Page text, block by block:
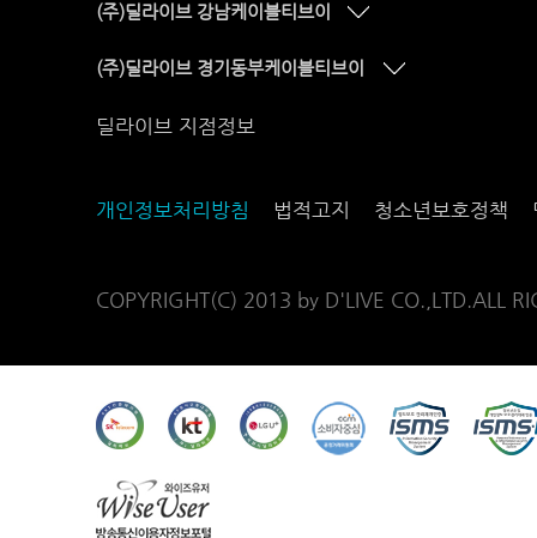
(주)딜라이브 강남케이블티브이
(주)딜라이브 경기동부케이블티브이
딜라이브 지점정보
개인정보처리방침 법적고지 청소년보호정책
COPYRIGHT(C) 2013 by D'LIVE CO.,LTD.ALL